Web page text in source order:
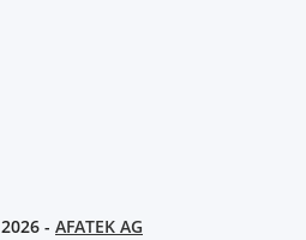
- AFATEK AG